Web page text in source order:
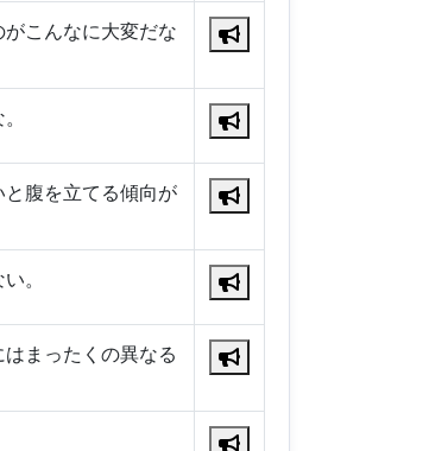
こんなに大変だな
腹を立てる傾向が
。
まったくの異なる